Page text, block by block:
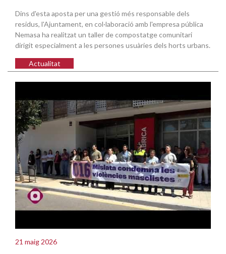
Dins d'esta aposta per una gestió més responsable dels
residus, l'Ajuntament, en col·laboració amb l'empresa pública
Nemasa ha realitzat un taller de compostatge comunitari
dirigit especialment a les persones usuàries dels horts urbans.
Actualitat
21 maig 2026